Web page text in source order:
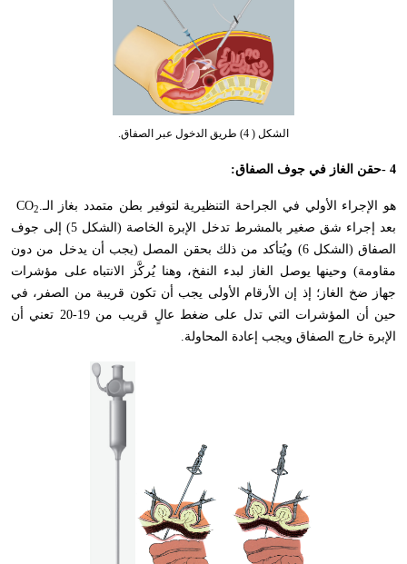
الشكل ( 4) طريق الدخول عبر الصفاق.
- 4حقن الغاز في جوف الصفاق:
هو الإجراء الأولي في الجراحة التنظيرية لتوفير بطن متمدد بغاز الـ CO2.
بعد إجراء شق صغير بالمشرط تدخل الإبرة الخاصة (الشكل 5) إلى جوف
الصفاق (الشكل 6) ويُتأكد من ذلك بحقن المصل (يجب أن يدخل من دون
مقاومة) وحينها يوصل الغاز لبدء النفخ، وهنا يُركَّز الانتباه على مؤشرات
جهاز ضخ الغاز؛ إذ إن الأرقام الأولى يجب أن تكون قريبة من الصفر، في
حين أن المؤشرات التي تدل على ضغط عالٍ قريب من 19-20 تعني أن
الإبرة خارج الصفاق ويجب إعادة المحاولة.